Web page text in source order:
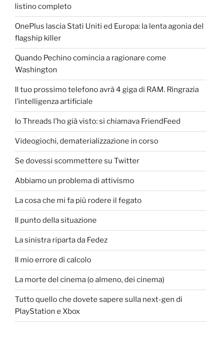
listino completo
OnePlus lascia Stati Uniti ed Europa: la lenta agonia del
flagship killer
Quando Pechino comincia a ragionare come
Washington
Il tuo prossimo telefono avrà 4 giga di RAM. Ringrazia
l’intelligenza artificiale
Io Threads l’ho già visto: si chiamava FriendFeed
Videogiochi, dematerializzazione in corso
Se dovessi scommettere su Twitter
Abbiamo un problema di attivismo
La cosa che mi fa più rodere il fegato
Il punto della situazione
La sinistra riparta da Fedez
Il mio errore di calcolo
La morte del cinema (o almeno, dei cinema)
Tutto quello che dovete sapere sulla next-gen di
PlayStation e Xbox